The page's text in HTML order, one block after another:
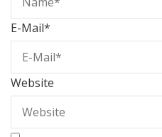
E-Mail*
Website